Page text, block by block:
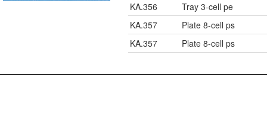
KA.356
Tray 3-cell pe
KA.357
Plate 8-cell ps
KA.357
Plate 8-cell ps